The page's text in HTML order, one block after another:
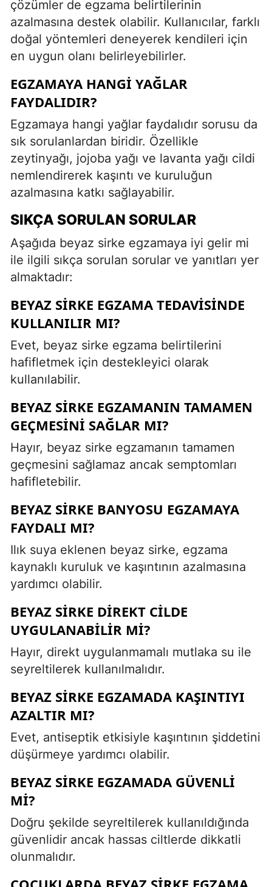
çözümler de egzama belirtilerinin
azalmasına destek olabilir. Kullanıcılar, farklı
doğal yöntemleri deneyerek kendileri için
en uygun olanı belirleyebilirler.
EGZAMAYA HANGI YAĞLAR
FAYDALIDIR?
Egzamaya hangi yağlar faydalıdır sorusu da
sık sorulanlardan biridir. Özellikle
zeytinyağı, jojoba yağı ve lavanta yağı cildi
nemlendirerek kaşıntı ve kuruluğun
azalmasına katkı sağlayabilir.
SIKÇA SORULAN SORULAR
Aşağıda beyaz sirke egzamaya iyi gelir mi
ile ilgili sıkça sorulan sorular ve yanıtları yer
almaktadır:
BEYAZ SIRKE EGZAMA TEDAVISINDE
KULLANILIR MI?
Evet, beyaz sirke egzama belirtilerini
hafifletmek için destekleyici olarak
kullanılabilir.
BEYAZ SIRKE EGZAMANIN TAMAMEN
GEÇMESINI SAĞLAR MI?
Hayır, beyaz sirke egzamanın tamamen
geçmesini sağlamaz ancak semptomları
hafifletebilir.
BEYAZ SIRKE BANYOSU EGZAMAYA
FAYDALI MI?
Ilık suya eklenen beyaz sirke, egzama
kaynaklı kuruluk ve kaşıntının azalmasına
yardımcı olabilir.
BEYAZ SIRKE DIREKT CILDE
UYGULANABILIR MI?
Hayır, direkt uygulanmamalı mutlaka su ile
seyreltilerek kullanılmalıdır.
BEYAZ SIRKE EGZAMADA KAŞINTIYI
AZALTIR MI?
Evet, antiseptik etkisiyle kaşıntının şiddetini
düşürmeye yardımcı olabilir.
BEYAZ SIRKE EGZAMADA GÜVENLI
MI?
Doğru şekilde seyreltilerek kullanıldığında
güvenlidir ancak hassas ciltlerde dikkatli
olunmalıdır.